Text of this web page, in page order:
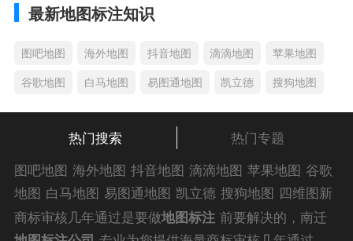
最新地图标注知识
图吧地图 海外地图 抖音地图 滴滴地图
苹果地图
谷歌地图
白马地图 易图通地图 凯立德 搜狗地图
热门搜索
热门专题
图吧地图 海外地图 抖音地图 滴滴地图 苹果地图 谷歌
地图 白马地图 易图通地图 凯立德 搜狗地图 四维图新
地图 车载地图 导航地图 手机地图 搜搜地图 好搜地图
商标审核几年通过是要做地图标注 前要解决的，南迁